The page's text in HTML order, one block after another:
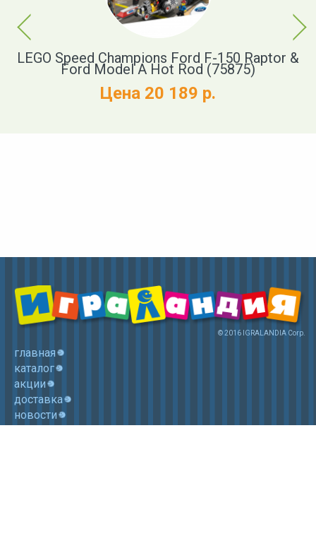
Previous
LEGO Speed Champions Ford F-150 Raptor &
Ford Model A Hot Rod (75875)
Цена 20 189 р.
Next
© 2016 IGRALANDIA Corp.
главная
каталог
акции
доставка
новости